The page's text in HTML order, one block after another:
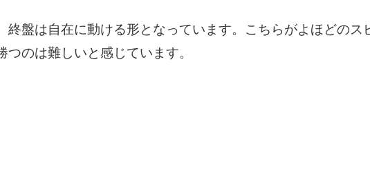
終盤は自在に動ける形となっています。こちらがよほどのス
のは難しいと感じています。